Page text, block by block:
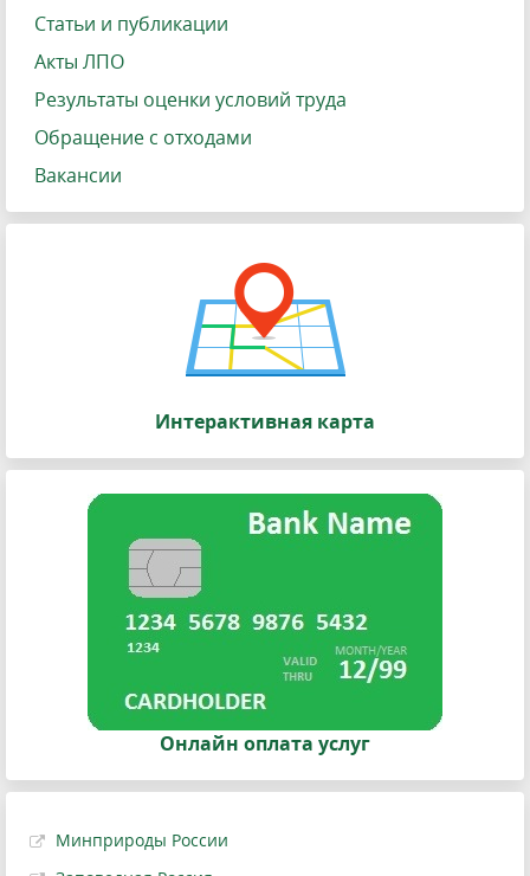
Статьи и публикации
Акты ЛПО
Результаты оценки условий труда
Обращение с отходами
Вакансии
Интерактивная карта
Онлайн оплата услуг
Минприроды России